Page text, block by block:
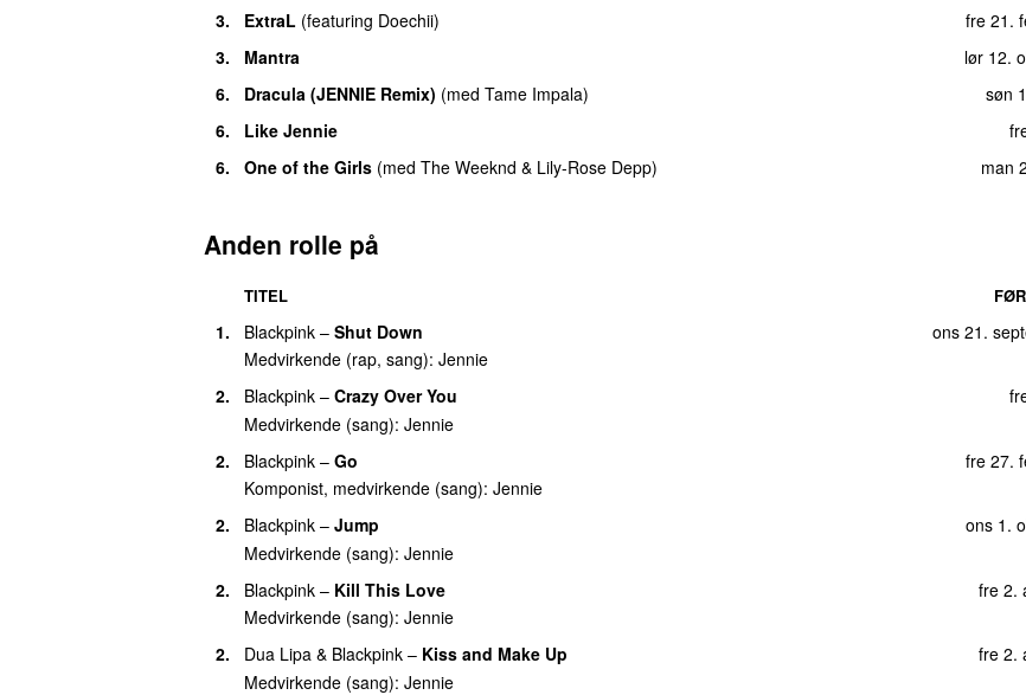
3. ExtraL (featuring Doechii) fre 21.
3.
Mantra lør 12.
6.
Dracula (JENNIE Remix) (med Tame Impala) søn
6.
Like Jennie
6.
One of the Girls (med The Weeknd & Lily-Rose Depp) man
Anden rolle på
TITEL
1. Blackpink – Shut Down ons 21.
Medvirkende (rap, sang): Jennie
2.
Blackpink – Crazy Over You
Medvirkende (sang): Jennie
2.
Blackpink – Go fre 27.
Komponist, medvirkende (sang): Jennie
2.
Blackpink – Jump ons 1.
Medvirkende (sang): Jennie
2.
Blackpink – Kill This Love fre 2.
Medvirkende (sang): Jennie
2.
Dua Lipa & Blackpink – Kiss and Make Up fre 2.
Medvirkende (sang): Jennie